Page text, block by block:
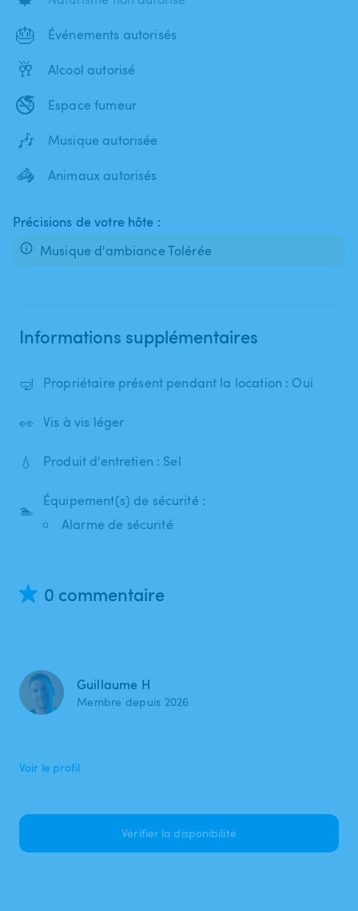
🎂 Événements autorisés
🥂 Alcool autorisé
🚭 Espace fumeur
🎶 Musique autorisée
🦓 Animaux autorisés
Précisions de votre hôte :
Musique d'ambiance Tolérée
Informations supplémentaires
🤿 Propriétaire présent pendant la location : Oui
👀 Vis à vis léger
💧 Produit d'entretien : Sel
🏊
Équipement(s) de sécurité :
Alarme de sécurité
0 commentaire
Guillaume H
Membre depuis 2026
Voir le profil
Vérifier la disponibilité